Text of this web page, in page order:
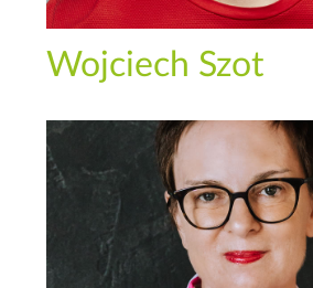
Wojciech Szot